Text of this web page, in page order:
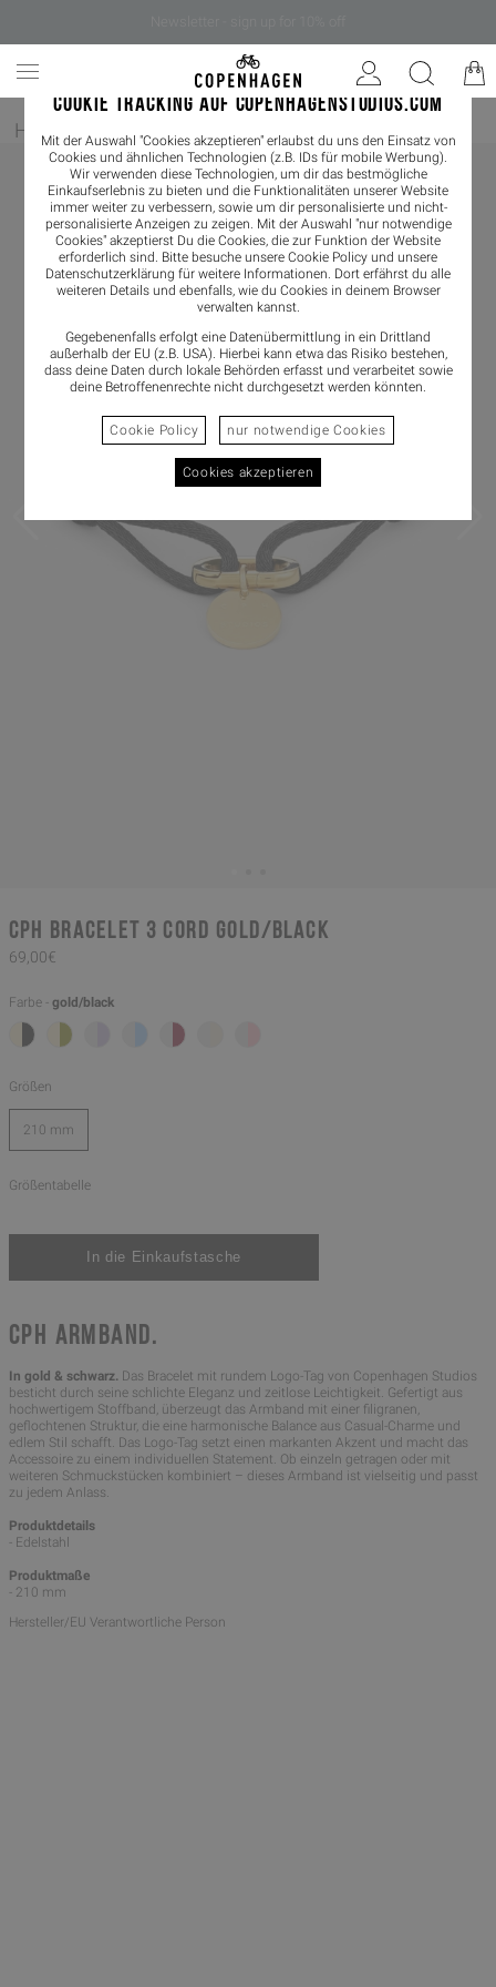
COOKIE TRACKING AUF COPENHAGENSTUDIOS.COM
Mit der Auswahl "Cookies akzeptieren" erlaubst du uns den Einsatz von
Cookies und ähnlichen Technologien (z.B. IDs für mobile Werbung).
Wir verwenden diese Technologien, um dir das bestmögliche
Einkaufserlebnis zu bieten und die Funktionalitäten unserer Website
immer weiter zu verbessern, sowie um dir personalisierte und nicht-
personalisierte Anzeigen zu zeigen. Mit der Auswahl "nur notwendige
Cookies" akzeptierst Du die Cookies, die zur Funktion der Website
erforderlich sind. Bitte besuche unsere Cookie Policy und unsere
Datenschutzerklärung für weitere Informationen. Dort erfährst du alle
weiteren Details und ebenfalls, wie du Cookies in deinem Browser
verwalten kannst.
Gegebenenfalls erfolgt eine Datenübermittlung in ein Drittland
außerhalb der EU (z.B. USA). Hierbei kann etwa das Risiko bestehen,
dass deine Daten durch lokale Behörden erfasst und verarbeitet sowie
deine Betroffenenrechte nicht durchgesetzt werden könnten.
Cookie Policy nur notwendige Cookies
Cookies akzeptieren
Home / Damen/ Schmuck
CPH BRACELET 3 cord gold/black
69,00€
Farbe - gold/black
Größen
210 mm
Größentabelle
CPH ARMBAND.
In gold & schwarz. Das Bracelet mit rundem Logo-Tag von Copenhagen Studios
besticht durch seine schlichte Eleganz und zeitlose Leichtigkeit. Gefertigt aus
hochwertigem Stoffband, überzeugt das Armband mit einer filigranen,
geflochtenen Struktur, die eine harmonische Balance aus Casual-Charme und
edlem Stil schafft. Das Logo-Tag setzt einen markanten Akzent und macht das
Accessoire zu einem individuellen Statement. Ob einzeln getragen oder mit
weiteren Schmuckstücken kombiniert – dieses Armband ist vielseitig und passt
zu jedem Anlass.
Produktdetails
- Edelstahl
Produktmaße
- 210 mm
Hersteller/EU Verantwortliche Person